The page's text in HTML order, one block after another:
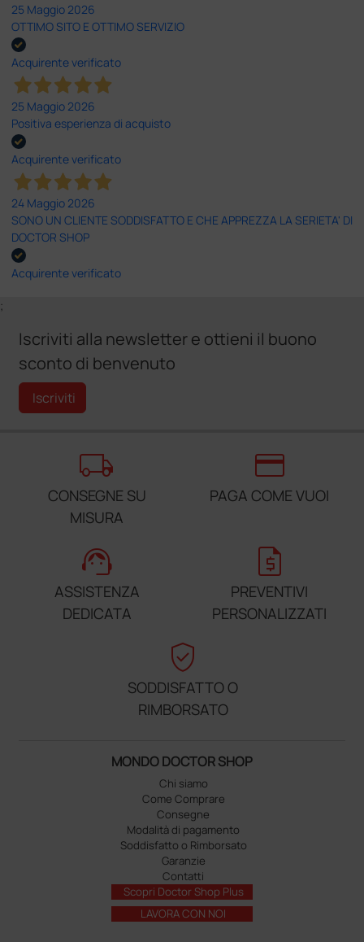
25 Maggio 2026
OTTIMO SITO E OTTIMO SERVIZIO
Acquirente verificato
25 Maggio 2026
Positiva esperienza di acquisto
Acquirente verificato
24 Maggio 2026
SONO UN CLIENTE SODDISFATTO E CHE APPREZZA LA SERIETA' DI
DOCTOR SHOP
Acquirente verificato
;
Iscriviti alla newsletter e ottieni il buono
sconto di benvenuto
Iscriviti
local_shipping
CONSEGNE SU
MISURA
credit_card
PAGA COME VUOI
support_agent
ASSISTENZA
DEDICATA
request_quote
PREVENTIVI
PERSONALIZZATI
verified_user
SODDISFATTO O
RIMBORSATO
MONDO DOCTOR SHOP
Chi siamo
Come Comprare
Consegne
Modalità di pagamento
Soddisfatto o Rimborsato
Garanzie
Contatti
Scopri Doctor Shop Plus
LAVORA CON NOI